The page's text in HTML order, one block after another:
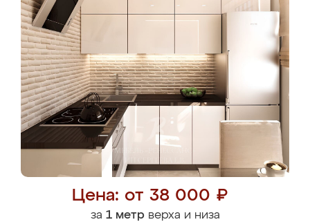
Цена: от 38 000 ₽
за 1 метрверха и низа